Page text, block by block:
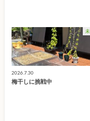
2026.7.30
梅干しに挑戦中